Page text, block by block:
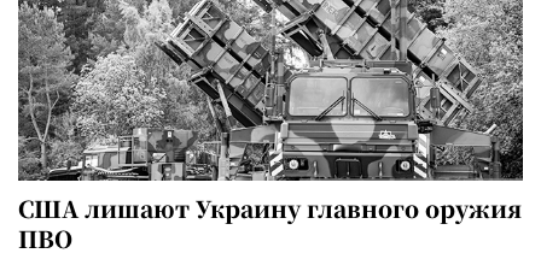
США лишают Украину главного оружия
ПВО